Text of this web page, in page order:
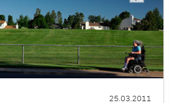
25.03.2011